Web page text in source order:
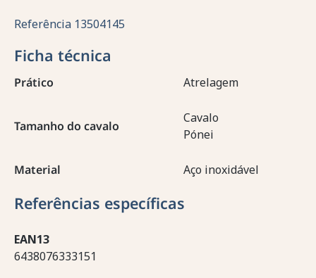
Referência 13504145
Ficha técnica
Prático Atrelagem
Tamanho do cavalo
Cavalo
Pónei
Material Aço inoxidável
Referências específicas
EAN13
6438076333151